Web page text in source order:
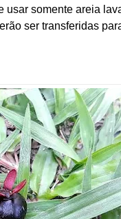
somente areia
ser transferidas